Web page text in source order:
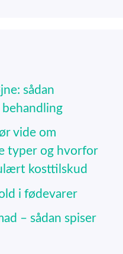
sådan
behandling
vide om
typer og hvorfor
kosttilskud
i fødevarer
– sådan spiser